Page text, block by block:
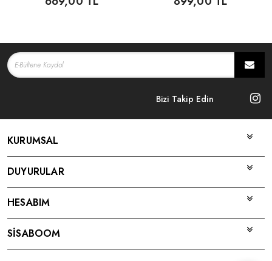
Bizi Takip Edin
KURUMSAL
DUYURULAR
HESABIM
SİSABOOM